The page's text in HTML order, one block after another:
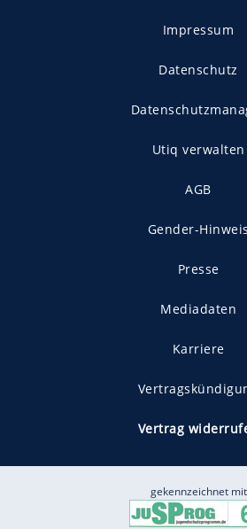
Impressum
Datenschutz
Utiq verwalten
AGB
Gender-Hinweis
Presse
Mediadaten
Karriere
Vertrag
gekennzeichnet mit